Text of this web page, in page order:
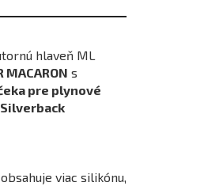
hlaveň ML
s
pre plynové
Silverback
viac silikónu,